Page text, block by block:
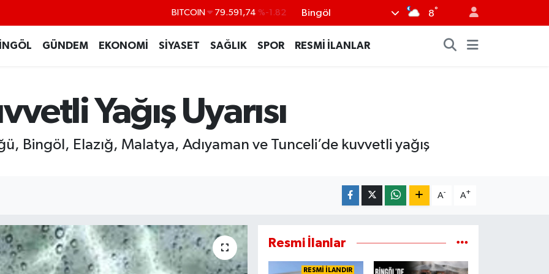
BITCOIN 79.591,74 %-1.82
G.ALTIN
BİST100 14.598,00 %0
Bingöl 8°
GÜNDEM EKONOMİ SİYASET SAĞLIK SPOR RESMİ İLANLAR
Yağış Uyarısı
Bingöl, Elazığ, Malatya, Adıyaman ve Tunceli’de kuvvetli yağış
A- A+
Resmi İlanlar
RESMİ İLANDIR